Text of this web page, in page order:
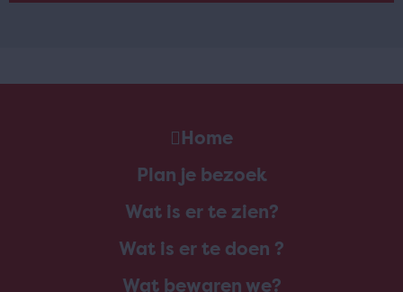
Home
Plan je bezoek
Wat is er te zien?
Wat is er te doen ?
Wat bewaren we?